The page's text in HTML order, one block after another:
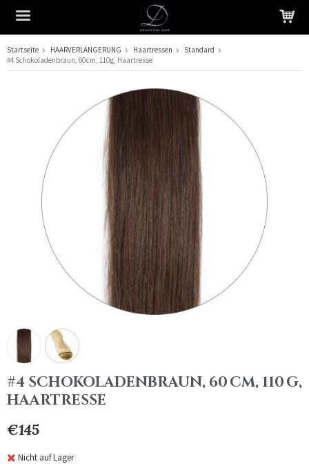
Das Produkt wurde in Ihren Warenkorb gelegt
Startseite HAARVERLÄNGERUNG Haartressen
Standard
#4 Schokoladenbraun, 60 cm, 110 g, Haartresse
#4 SCHOKOLADENBRAUN, 60 CM, 110 G,
HAARTRESSE
€145
Nicht auf Lager